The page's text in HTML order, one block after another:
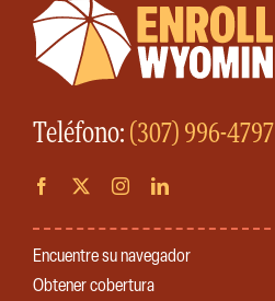
Teléfono:(307) 996-4797
Encuentre su navegador
Obtener cobertura